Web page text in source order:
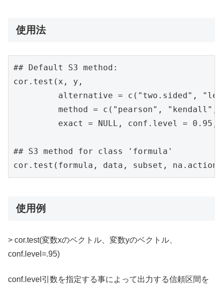
使用法
## Default S3 method:
cor.test(x, y,
alternative = c("two.sided",
method = c("pearson", "kendall",
exact = NULL, conf.level = 0.95,
## S3 method for class 'formula'
cor.test(formula, data, subset,
使用例
> cor.test(変数xのベクトル、変数yのベクトル、
conf.level=.95)
conf.level引数を指定する事によって出力する信頼区間を